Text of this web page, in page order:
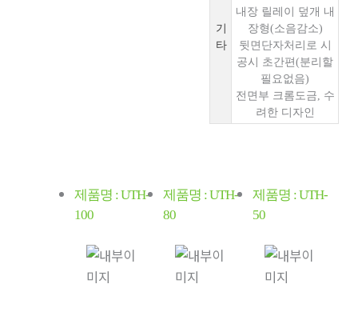
기
타
내장 릴레이 덮개 내
장형(소음감소)
뒷면단자처리로 시
공시 초간편(분리할
필요없음)
전면부 크롬도금, 수
려한 디자인
제품명 : UTH-
100
제품명 : UTH-
80
제품명 : UTH-
50